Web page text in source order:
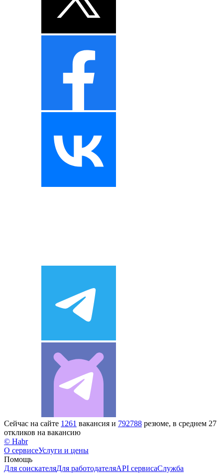
Сейчас на сайте 1261 вакансия и 792788 резюме, в среднем 27
откликов на вакансию
© Habr
О сервисеУслуги и цены
Помощь
Для соискателяДля работодателяAPI сервисаСлужба